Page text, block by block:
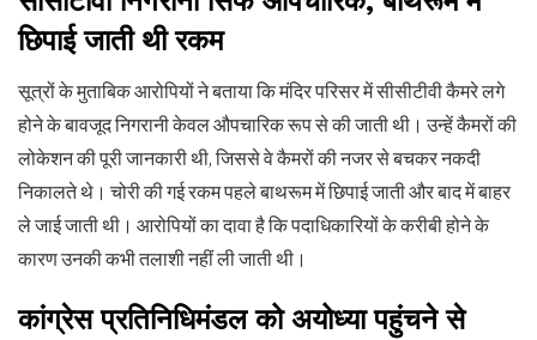
छिपाई जाती थी रकम
सूत्रों के मुताबिक आरोपियों ने बताया कि मंदिर परिसर में सीसीटीवी कैमरे लगे
होने के बावजूद निगरानी केवल औपचारिक रूप से की जाती थी। उन्हें कैमरों की
लोकेशन की पूरी जानकारी थी, जिससे वे कैमरों की नजर से बचकर नकदी
निकालते थे। चोरी की गई रकम पहले बाथरूम में छिपाई जाती और बाद में बाहर
ले जाई जाती थी। आरोपियों का दावा है कि पदाधिकारियों के करीबी होने के
कारण उनकी कभी तलाशी नहीं ली जाती थी।
कांग्रेस प्रतिनिधिमंडल को अयोध्या पहुंचने से